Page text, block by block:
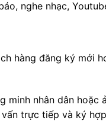
nghe nhạc,
hàng đăng ký mới
nhân dân hoặc
trực tiếp và ký